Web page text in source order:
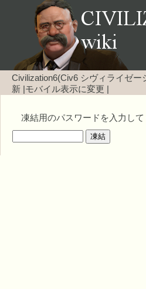
Civilization6(Civ6 シヴィライゼー
新 モバイル表示に変更
凍結用のパスワードを入力して